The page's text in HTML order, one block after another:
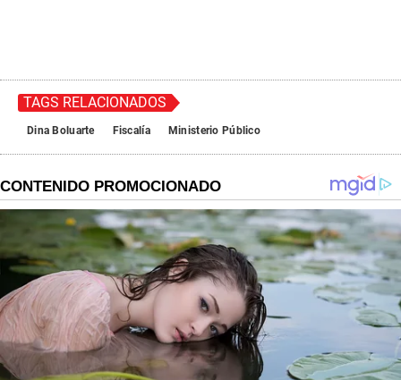
TAGS RELACIONADOS
Dina Boluarte Fiscalía Ministerio Público